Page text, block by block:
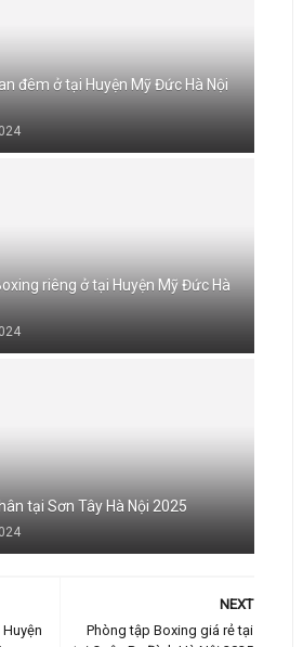
đêm ở tại Huyện Mỹ Đức Hà Nội
riêng ở tại Huyện Mỹ Đức Hà
tại Sơn Tây Hà Nội 2025
NEXT
Phòng tập Boxing giá rẻ tại